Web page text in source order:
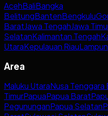
AcehBaliBangka
BelitungBantenBengkulu
BaratJawa TengahJawa
SelatanKalimantan Tengah
UtaraKepulauan Riau
Area
Maluku UtaraNusa Tenggara
TimurPapuaPapua Barat
PegununganPapua Selatan